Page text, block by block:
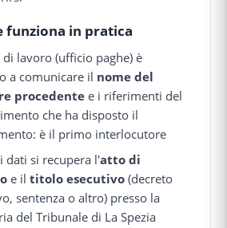
funziona in pratica
lavoro (ufficio paghe) è
a comunicare il nome del
procedentee i riferimenti del
che ha disposto il
è il primo interlocutore
dati si recupera l'atto di
e iltitolo esecutivo (decreto
sentenza o altro) presso la
del Tribunale di La Spezia